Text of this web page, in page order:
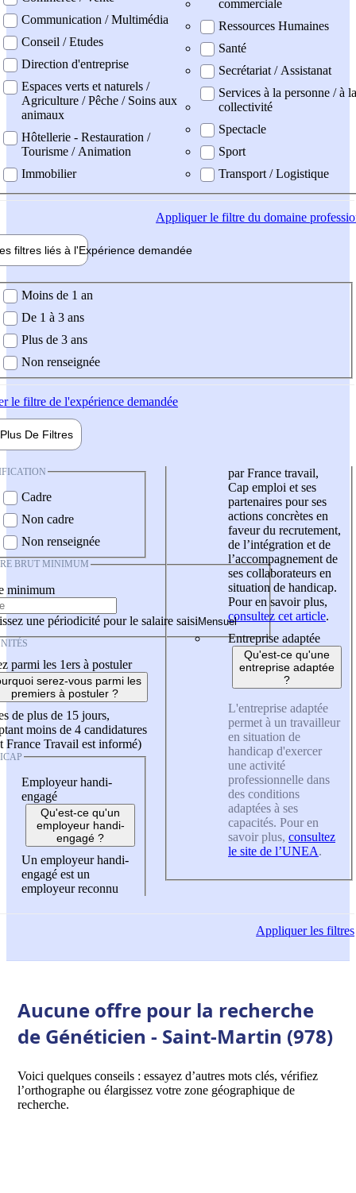
Communication / Multimédia
Conseil / Etudes
Direction d'entreprise
Espaces verts et naturels /
Agriculture / Pêche / Soins aux
animaux
Hôtellerie - Restauration /
Tourisme / Animation
Immobilier
commerciale
Ressources Humaines
Santé
Secrétariat / Assistanat
Services à la personne / à la
collectivité
Spectacle
Sport
Transport / Logistique
Appliquerle filtre du domaine
filtres liés à l'Expérience demandée
demandée
Moins de 1 an
De 1 à 3 ans
Plus de 3 ans
Non renseignée
le filtre de l'expérience demandée
Plus De Filtres
Cadre
Non cadre
Non renseignée
BRUT MINIMUM
minimum
une périodicité pour le salaire saisi
parmi les 1ers à postuler
serez-vous parmi les
premiers à postuler ?
de plus de 15 jours,
moins de 4 candidatures
France Travail est informé)
Employeur handi-
engagé
Qu'est-ce qu'un
employeur handi-
engagé ?
Un employeur handi-
engagé est un
employeur reconnu
par France travail,
Cap emploi et ses
partenaires pour ses
actions concrètes en
faveur du recrutement,
de l’intégration et de
l’accompagnement de
ses collaborateurs en
situation de handicap.
Pour en savoir plus,
consultez cet article.
Entreprise adaptée
Qu'est-ce qu'une
entreprise adaptée
?
L'entreprise adaptée
permet à un travailleur
en situation de
handicap d'exercer
une activité
professionnelle dans
des conditions
adaptées à ses
capacités. Pour en
savoir plus, consultez
le site de l’UNEA.
Appliquerles filtres
Aucune offre pour la recherche
de Généticien - Saint-Martin (978)
Voici quelques conseils : essayez d’autres mots clés, vérifiez
l’orthographe ou élargissez votre zone géographique de
recherche.